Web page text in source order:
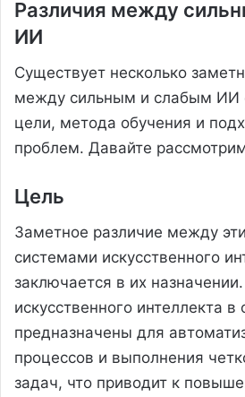
Различия между
ИИ
Существует несколько
между сильным и слабым ИИ
цели, метода обучения и
проблем. Давайте
Цель
Заметное различие между
системами искусственного
заключается в их
искусственного интеллекта в
предназначены для
процессов и выполнения
задач, что приводит к